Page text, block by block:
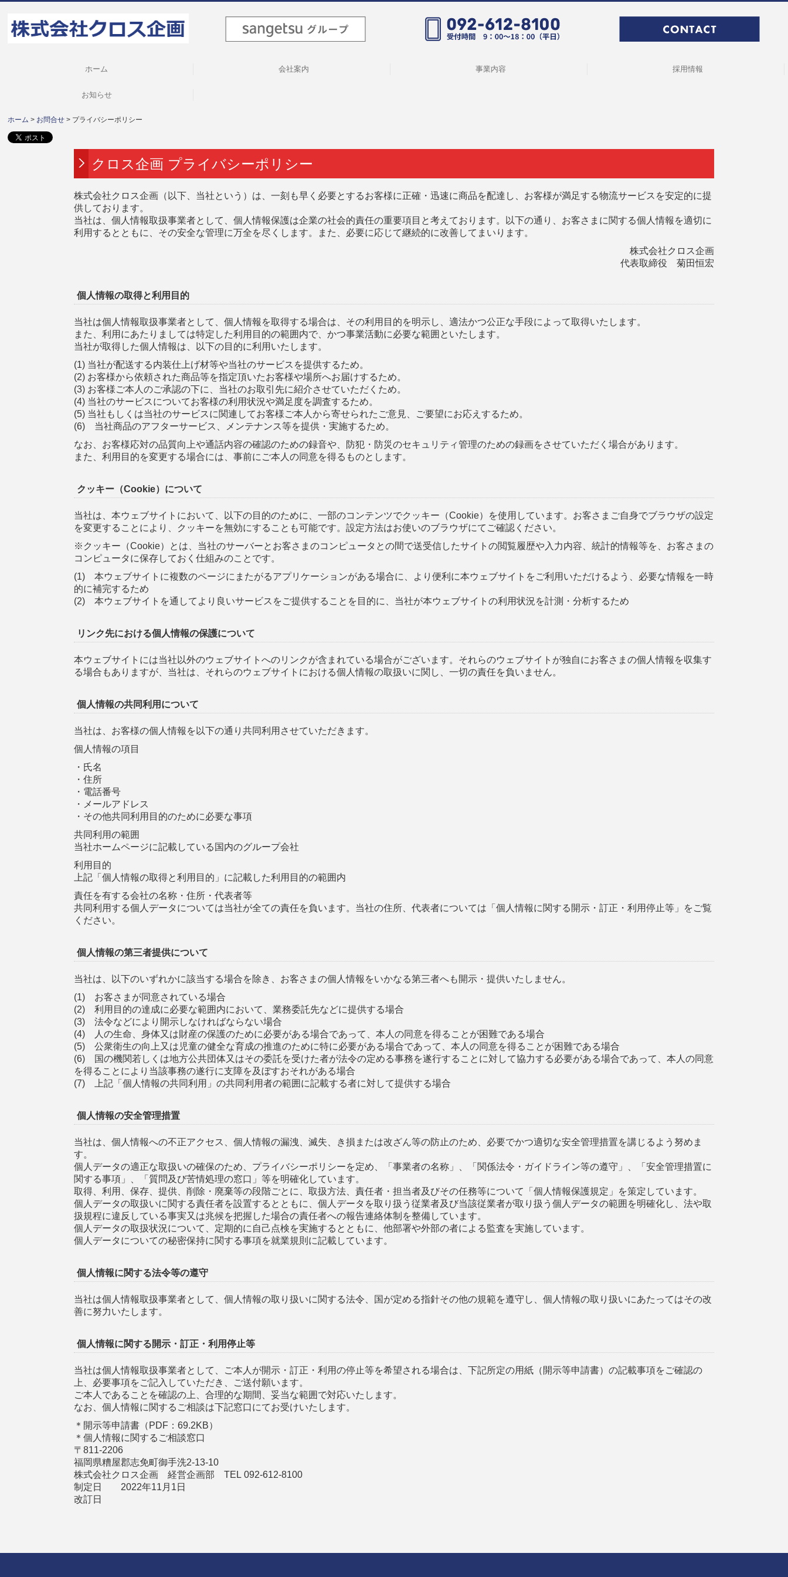
ホーム 会社案内 事業内容 採用情報
お知らせ
ホーム お問合せ プライバシーポリシー
クロス企画 プライバシーポリシー
株式会社クロス企画（以下、当社という）は、一刻も早く必要とするお客様に正確・迅速に商品を配達し、お客様が満足する物流サービスを安定的に提
供しております。
当社は、個人情報取扱事業者として、個人情報保護は企業の社会的責任の重要項目と考えております。以下の通り、お客さまに関する個人情報を適切に
利用するとともに、その安全な管理に万全を尽くします。また、必要に応じて継続的に改善してまいります。
株式会社クロス企画
代表取締役 菊田恒宏
個人情報の取得と利用目的
当社は個人情報取扱事業者として、個人情報を取得する場合は、その利用目的を明示し、適法かつ公正な手段によって取得いたします。
また、利用にあたりましては特定した利用目的の範囲内で、かつ事業活動に必要な範囲といたします。
当社が取得した個人情報は、以下の目的に利用いたします。
(1) 当社が配送する内装仕上げ材等や当社のサービスを提供するため。
(2) お客様から依頼された商品等を指定頂いたお客様や場所へお届けするため。
(3) お客様ご本人のご承認の下に、当社のお取引先に紹介させていただくため。
(4) 当社のサービスについてお客様の利用状況や満足度を調査するため。
(5) 当社もしくは当社のサービスに関連してお客様ご本人から寄せられたご意見、ご要望にお応えするため。
(6) 当社商品のアフターサービス、メンテナンス等を提供・実施するため。
なお、お客様応対の品質向上や通話内容の確認のための録音や、防犯・防災のセキュリティ管理のための録画をさせていただく場合があります。
また、利用目的を変更する場合には、事前にご本人の同意を得るものとします。
クッキー（Cookie）について
当社は、本ウェブサイトにおいて、以下の目的のために、一部のコンテンツでクッキー（Cookie）を使用しています。お客さまご自身でブラウザの設定
を変更することにより、クッキーを無効にすることも可能です。設定方法はお使いのブラウザにてご確認ください。
※クッキー（Cookie）とは、当社のサーバーとお客さまのコンピュータとの間で送受信したサイトの閲覧履歴や入力内容、統計的情報等を、お客さまの
コンピュータに保存しておく仕組みのことです。
(1) 本ウェブサイトに複数のページにまたがるアプリケーションがある場合に、より便利に本ウェブサイトをご利用いただけるよう、必要な情報を一時
的に補完するため
(2) 本ウェブサイトを通してより良いサービスをご提供することを目的に、当社が本ウェブサイトの利用状況を計測・分析するため
リンク先における個人情報の保護について
本ウェブサイトには当社以外のウェブサイトへのリンクが含まれている場合がございます。それらのウェブサイトが独自にお客さまの個人情報を収集す
る場合もありますが、当社は、それらのウェブサイトにおける個人情報の取扱いに関し、一切の責任を負いません。
個人情報の共同利用について
当社は、お客様の個人情報を以下の通り共同利用させていただきます。
個人情報の項目
・氏名
・住所
・電話番号
・メールアドレス
・その他共同利用目的のために必要な事項
共同利用の範囲
当社ホームページに記載している国内のグループ会社
利用目的
上記「個人情報の取得と利用目的」に記載した利用目的の範囲内
責任を有する会社の名称・住所・代表者等
共同利用する個人データについては当社が全ての責任を負います。当社の住所、代表者については「個人情報に関する開示・訂正・利用停止等」をご覧
ください。
個人情報の第三者提供について
当社は、以下のいずれかに該当する場合を除き、お客さまの個人情報をいかなる第三者へも開示・提供いたしません。
(1) お客さまが同意されている場合
(2) 利用目的の達成に必要な範囲内において、業務委託先などに提供する場合
(3) 法令などにより開示しなければならない場合
(4) 人の生命、身体又は財産の保護のために必要がある場合であって、本人の同意を得ることが困難である場合
(5) 公衆衛生の向上又は児童の健全な育成の推進のために特に必要がある場合であって、本人の同意を得ることが困難である場合
(6) 国の機関若しくは地方公共団体又はその委託を受けた者が法令の定める事務を遂行することに対して協力する必要がある場合であって、本人の同意
を得ることにより当該事務の遂行に支障を及ぼすおそれがある場合
(7) 上記「個人情報の共同利用」の共同利用者の範囲に記載する者に対して提供する場合
個人情報の安全管理措置
当社は、個人情報への不正アクセス、個人情報の漏洩、滅失、き損または改ざん等の防止のため、必要でかつ適切な安全管理措置を講じるよう努めま
す。
個人データの適正な取扱いの確保のため、プライバシーポリシーを定め、「事業者の名称」、「関係法令・ガイドライン等の遵守」、「安全管理措置に
関する事項」、「質問及び苦情処理の窓口」等を明確化しています。
取得、利用、保存、提供、削除・廃棄等の段階ごとに、取扱方法、責任者・担当者及びその任務等について「個人情報保護規定」を策定しています。
個人データの取扱いに関する責任者を設置するとともに、個人データを取り扱う従業者及び当該従業者が取り扱う個人データの範囲を明確化し、法や取
扱規程に違反している事実又は兆候を把握した場合の責任者への報告連絡体制を整備しています。
個人データの取扱状況について、定期的に自己点検を実施するとともに、他部署や外部の者による監査を実施しています。
個人データについての秘密保持に関する事項を就業規則に記載しています。
個人情報に関する法令等の遵守
当社は個人情報取扱事業者として、個人情報の取り扱いに関する法令、国が定める指針その他の規範を遵守し、個人情報の取り扱いにあたってはその改
善に努力いたします。
個人情報に関する開示・訂正・利用停止等
当社は個人情報取扱事業者として、ご本人が開示・訂正・利用の停止等を希望される場合は、下記所定の用紙（開示等申請書）の記載事項をご確認の
上、必要事項をご記入していただき、ご送付願います。
ご本人であることを確認の上、合理的な期間、妥当な範囲で対応いたします。
なお、個人情報に関するご相談は下記窓口にてお受けいたします。
＊開示等申請書（PDF：69.2KB）
＊個人情報に関するご相談窓口
〒811-2206
福岡県糟屋郡志免町御手洗2-13-10
株式会社クロス企画 経営企画部 TEL 092-612-8100
制定日 2022年11月1日
改訂日